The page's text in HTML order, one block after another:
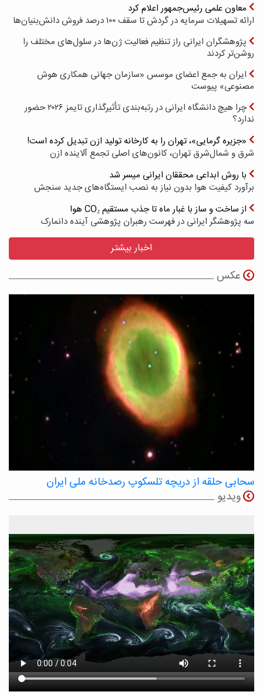
معاون علمی رئیس‌جمهور اعلام کرد
ارائه تسهیلات سرمایه در گردش تا سقف ۱۰۰ درصد فروش دانش‌بنیان‌ها
پژوهشگران ایرانی راز تنظیم فعالیت ژن‌ها در سلول‌های مختلف را
روشن‌تر کردند
ایران به جمع اعضای موسس «سازمان جهانی همکاری هوش
مصنوعی» پیوست
چرا هیچ دانشگاه ایرانی در رتبه‌بندی تأثیرگذاری تایمز ۲۰۲۶ حضور
ندارد؟
«جزیره گرمایی»، تهران را به کارخانه تولید ازن تبدیل کرده است!
شرق و شمال‌شرق تهران، کانون‌های اصلی تجمع آلاینده ازن
با روش ابداعی محققان ایرانی میسر شد
برآورد کیفیت هوا بدون نیاز به نصب ایستگاه‌های جدید سنجش
از ساخت و ساز با غبار ماه تا جذب مستقیم CO₂ هوا
سه پژوهشگر ایرانی در فهرست رهبران پژوهشی آینده دانمارک
اخبار بیشتر
عکس
سحابی حلقه از دریچه تلسکوپ رصدخانه ملی ایران
ویدیو